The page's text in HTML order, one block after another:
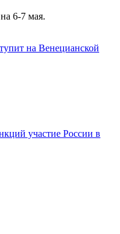
6-7 мая.
участие России в